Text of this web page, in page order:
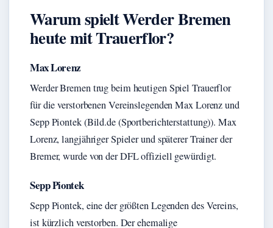
Warum spielt Werder Bremen
heute mit Trauerflor?
Max Lorenz
Werder Bremen trug beim heutigen Spiel Trauerflor
für die verstorbenen Vereinslegenden Max Lorenz und
Sepp Piontek (Bild.de (Sportberichterstattung)). Max
Lorenz, langjähriger Spieler und späterer Trainer der
Bremer, wurde von der DFL offiziell gewürdigt.
Sepp Piontek
Sepp Piontek, eine der größten Legenden des Vereins,
ist kürzlich verstorben. Der ehemalige